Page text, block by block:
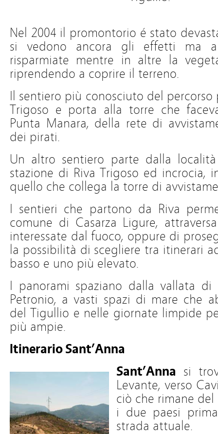
Nel 2004 il promontorio é stato
si vedono ancora gli effetti ma
risparmiate mentre in altre la
riprendendo a coprire il terreno.
Il sentiero più conosciuto del
Trigoso e porta alla torre che
Punta Manara, della rete di
dei pirati.
Un altro sentiero parte dalla
stazione di Riva Trigoso ed incrocia,
quello che collega la torre di
I sentieri che partono da Riva
comune di Casarza Ligure,
interessate dal fuoco, oppure di
la possibilità di scegliere tra itinerari
basso e uno più elevato.
I panorami spaziano dalla vallata
Petronio, a vasti spazi di mare che
del Tigullio e nelle giornate limpide
più ampie.
Itinerario Sant’Anna
Sant’Anna si
Levante, verso
ciò che rimane
i due paesi
strada attuale.